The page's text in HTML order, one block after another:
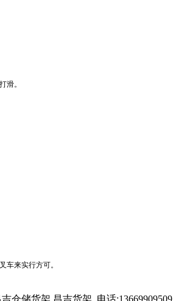
滑。
车来实行方可。
仓储货架,昌吉货架,,电话:13669909509